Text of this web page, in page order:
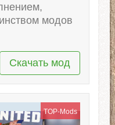
модов
Скачать мод
TOP-Mods